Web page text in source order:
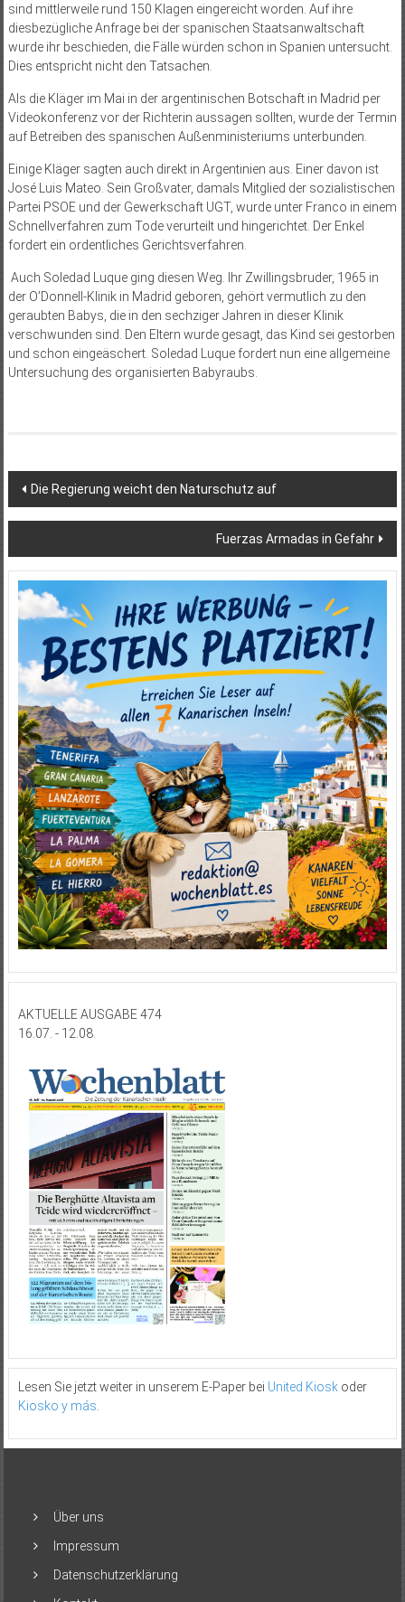
sind mittlerweile rund 150 Klagen eingereicht worden. Auf ihre
diesbezügliche Anfrage bei der spanischen Staatsanwaltschaft
wurde ihr beschieden, die Fälle würden schon in Spanien untersucht.
Dies entspricht nicht den Tatsachen.
Als die Kläger im Mai in der argentinischen Botschaft in Madrid per
Videokonferenz vor der Richterin aussagen sollten, wurde der Termin
auf Betreiben des spanischen Außenministeriums unterbunden.
Einige Kläger sagten auch direkt in Argentinien aus. Einer davon ist
José Luis Mateo. Sein Großvater, damals Mitglied der sozialistischen
Partei PSOE und der Gewerkschaft UGT, wurde unter Franco in einem
Schnellverfahren zum Tode verurteilt und hingerichtet. Der Enkel
fordert ein ordentliches Gerichtsverfahren.
Auch Soledad Luque ging diesen Weg. Ihr Zwillingsbruder, 1965 in
der O’Donnell-Klinik in Madrid geboren, gehört vermutlich zu den
geraubten Babys, die in den sechziger Jahren in dieser Klinik
verschwunden sind. Den Eltern wurde gesagt, das Kind sei gestorben
und schon eingeäschert. Soledad Luque fordert nun eine allgemeine
Untersuchung des organisierten Babyraubs.
Beitragsnavigation
Die Regierung weicht den Naturschutz auf
Fuerzas Armadas in Gefahr
AKTUELLE AUSGABE 474
16.07. - 12.08.
Lesen Sie jetzt weiter in unserem E-Paper bei United Kioskoder
Kiosko y más
Über uns
Impressum
Datenschutzerklärung